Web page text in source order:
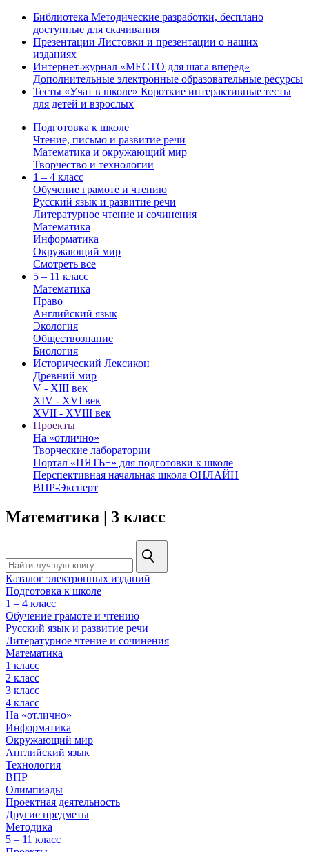
Библиотека Методические разработки, бесплано
доступные для скачивания
Презентации Листовки и презентации о наших
изданиях
Интернет-журнал «МЕСТО для шага вперед»
Дополнительные электронные образовательные ресурсы
Тесты «Учат в школе» Короткие интерактивные тесты
для детей и взрослых
Подготовка к школе
Чтение, письмо и развитие речи
Математика и окружающий мир
Творчество и технологии
1 – 4 класс
Обучение грамоте и чтению
Русский язык и развитие речи
Литературное чтение и сочинения
Математика
Информатика
Окружающий мир
Смотреть все
5 – 11 класс
Математика
Право
Английский язык
Экология
Обществознание
Биология
Исторический Лексикон
Древний мир
V - XIII век
XIV - XVI век
XVII - XVIII век
Проекты
На «отлично»
Творческие лаборатории
Портал «ПЯТЬ+» для подготовки к школе
Перспективная начальная школа ОНЛАЙН
ВПР-Эксперт
Математика | 3 класс
Каталог электронных изданий
Подготовка к школе
1 – 4 класс
Обучение грамоте и чтению
Русский язык и развитие речи
Литературное чтение и сочинения
Математика
1 класс
2 класс
3 класс
4 класс
На «отлично»
Информатика
Окружающий мир
Английский язык
Технология
ВПР
Олимпиады
Проектная деятельность
Другие предметы
Методика
5 – 11 класс